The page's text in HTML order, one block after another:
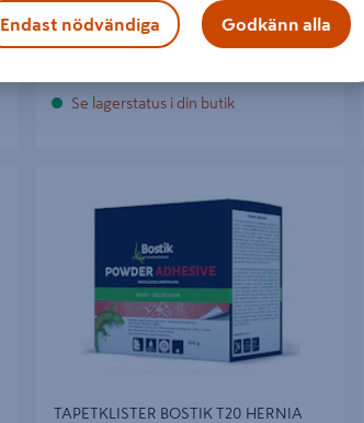
Läs mer
Se lagerstatus i din butik
TAPETKLISTER BOSTIK T20 HERNIA
Endast nödvändiga Godkänn alla